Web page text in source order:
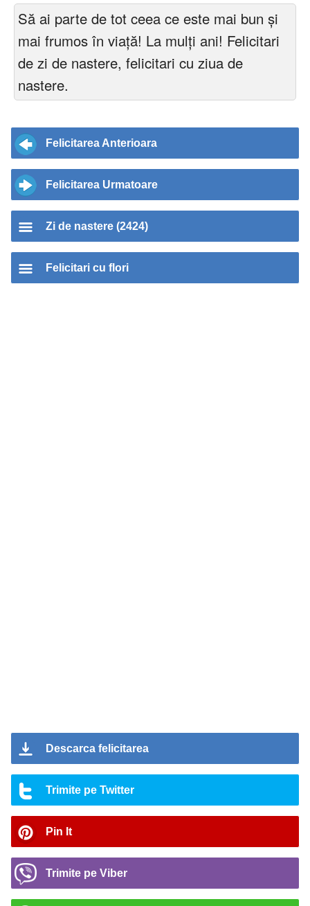
Să ai parte de tot ceea ce este mai bun și
mai frumos în viață! La mulți ani! Felicitari
de zi de nastere, felicitari cu ziua de
nastere.
Felicitarea Anterioara
Felicitarea Urmatoare
Zi de nastere (2424)
Felicitari cu flori
Descarca felicitarea
Trimite pe Twitter
Pin It
Trimite pe Viber